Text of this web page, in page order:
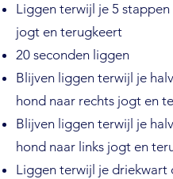
Liggen terwijl je 5
jogt en terugkeert
20 seconden liggen
Blijven liggen terwijl je
hond naar rechts jogt en
Blijven liggen terwijl je
hond naar links jogt en
Liggen terwijl je driekwart